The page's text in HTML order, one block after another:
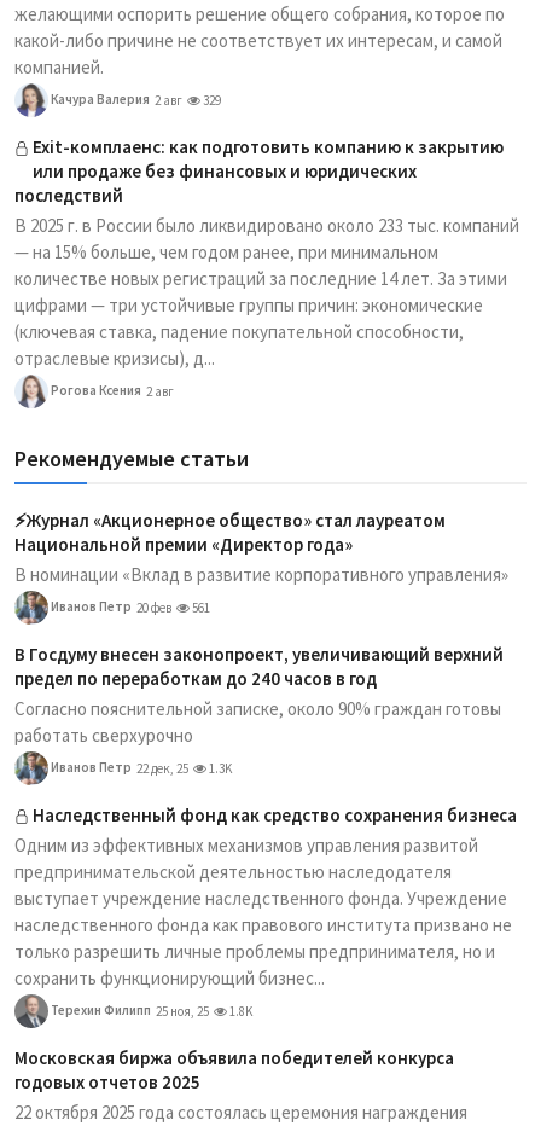
желающими оспорить решение общего собрания, которое по
какой-либо причине не соответствует их интересам, и самой
компанией.
Качура Валерия 2 авг 329
Exit-комплаенс: как подготовить компанию к закрытию
или продаже без финансовых и юридических
последствий
В 2025 г. в России было ликвидировано около 233 тыс. компаний
— на 15% больше, чем годом ранее, при минимальном
количестве новых регистраций за последние 14 лет. За этими
цифрами — три устойчивые группы причин: экономические
(ключевая ставка, падение покупательной способности,
отраслевые кризисы), д...
Рогова Ксения 2 авг
Рекомендуемые статьи
⚡️Журнал «Акционерное общество» стал лауреатом
Национальной премии «Директор года»
В номинации «Вклад в развитие корпоративного управления»
Иванов Петр 20 фев 561
В Госдуму внесен законопроект, увеличивающий верхний
предел по переработкам до 240 часов в год
Согласно пояснительной записке, около 90% граждан готовы
работать сверхурочно
Иванов Петр 22 дек, 25 1.3K
Наследственный фонд как средство сохранения бизнеса
Одним из эффективных механизмов управления развитой
предпринимательской деятельностью наследодателя
выступает учреждение наследственного фонда. Учреждение
наследственного фонда как правового института призвано не
только разрешить личные проблемы предпринимателя, но и
сохранить функционирующий бизнес...
Терехин Филипп 25 ноя, 25 1.8K
Московская биржа объявила победителей конкурса
годовых отчетов 2025
22 октября 2025 года состоялась церемония награждения